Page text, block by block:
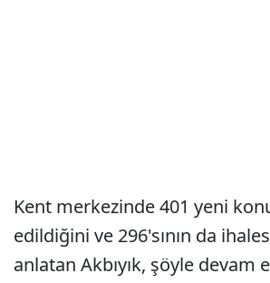
Kent merkezinde 401 yeni
edildiğini ve 296'sının da
anlatan Akbıyık, şöyle devam